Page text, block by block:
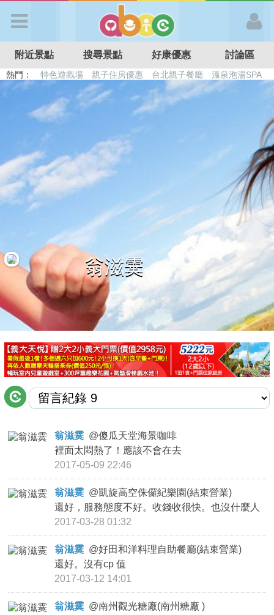
APP登入
首 頁
搜尋景點
好康優惠
最新留言
商家合作
推薦景點
討論區
聯絡我們
APP下載
附近景點 搜尋景點 好康優惠 討論區
熱門： 特色遊戲場 親子住房優惠 台北親子餐廳
溫泉泡湯SPA
溜滑梯民宿
觀光工廠 日本親子景點
翁滋霙
翁滋霙 @傻瓜天堂海景咖啡
裡面太悶熱了！應該不會在去
2017-05-09 22:46
翁滋霙 @凱旋高空侏儸紀樂園(結束營業)
還好，服務態度不好。收錢收很快。也沒什麼人
2017-03-28 01:32
翁滋霙 @好田和洋料理自助餐廳(結束營業)
還好。沒有cp 值
2017-03-12 14:01
翁滋霙 @南州觀光糖廠(南州糖廠 )